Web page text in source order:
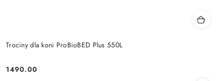
Trociny dla koni ProBioBED Plus 550L
Cena:
1490.00